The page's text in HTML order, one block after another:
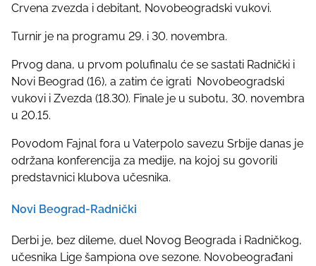
t
s
p
o
n
:
Crvena zvezda i debitant, Novobeogradski vukovi.
Turnir je na programu 29. i 30. novembra.
Prvog dana, u prvom polufinalu će se sastati Radnički i
Novi Beograd (16), a zatim će igrati Novobeogradski
vukovi i Zvezda (18.30). Finale je u subotu, 30. novembra
u 20.15.
Povodom Fajnal fora u Vaterpolo savezu Srbije danas je
održana konferencija za medije, na kojoj su govorili
predstavnici klubova učesnika.
Novi Beograd-Radnički
Derbi je, bez dileme, duel Novog Beograda i Radničkog,
učesnika Lige šampiona ove sezone. Novobeograđani